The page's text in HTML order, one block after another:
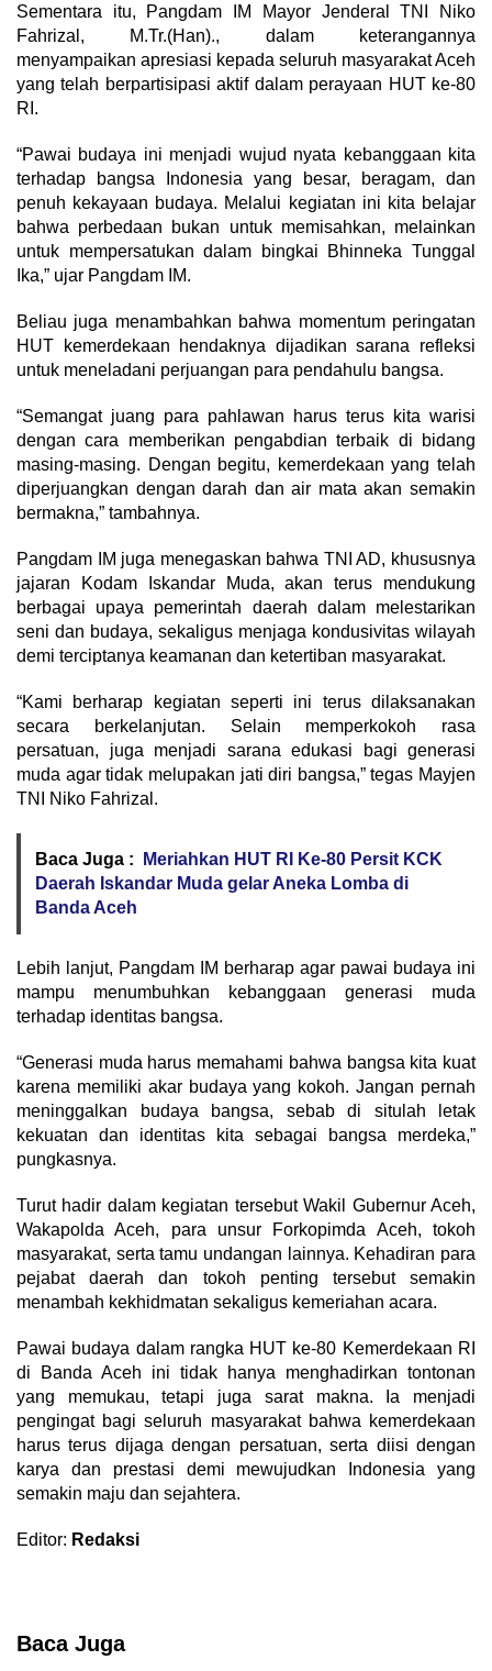
Sementara itu, Pangdam IM Mayor Jenderal TNI Niko
Fahrizal, M.Tr.(Han)., dalam keterangannya
menyampaikan apresiasi kepada seluruh masyarakat Aceh
yang telah berpartisipasi aktif dalam perayaan HUT ke-80
RI.
“Pawai budaya ini menjadi wujud nyata kebanggaan kita
terhadap bangsa Indonesia yang besar, beragam, dan
penuh kekayaan budaya. Melalui kegiatan ini kita belajar
bahwa perbedaan bukan untuk memisahkan, melainkan
untuk mempersatukan dalam bingkai Bhinneka Tunggal
Ika,” ujar Pangdam IM.
Beliau juga menambahkan bahwa momentum peringatan
HUT kemerdekaan hendaknya dijadikan sarana refleksi
untuk meneladani perjuangan para pendahulu bangsa.
“Semangat juang para pahlawan harus terus kita warisi
dengan cara memberikan pengabdian terbaik di bidang
masing-masing. Dengan begitu, kemerdekaan yang telah
diperjuangkan dengan darah dan air mata akan semakin
bermakna,” tambahnya.
Pangdam IM juga menegaskan bahwa TNI AD, khususnya
jajaran Kodam Iskandar Muda, akan terus mendukung
berbagai upaya pemerintah daerah dalam melestarikan
seni dan budaya, sekaligus menjaga kondusivitas wilayah
demi terciptanya keamanan dan ketertiban masyarakat.
“Kami berharap kegiatan seperti ini terus dilaksanakan
secara berkelanjutan. Selain memperkokoh rasa
persatuan, juga menjadi sarana edukasi bagi generasi
muda agar tidak melupakan jati diri bangsa,” tegas Mayjen
TNI Niko Fahrizal.
Baca Juga :
Meriahkan HUT RI Ke-80 Persit KCK
Daerah Iskandar Muda gelar Aneka Lomba di
Banda Aceh
Lebih lanjut, Pangdam IM berharap agar pawai budaya ini
mampu menumbuhkan kebanggaan generasi muda
terhadap identitas bangsa.
“Generasi muda harus memahami bahwa bangsa kita kuat
karena memiliki akar budaya yang kokoh. Jangan pernah
meninggalkan budaya bangsa, sebab di situlah letak
kekuatan dan identitas kita sebagai bangsa merdeka,”
pungkasnya.
Turut hadir dalam kegiatan tersebut Wakil Gubernur Aceh,
Wakapolda Aceh, para unsur Forkopimda Aceh, tokoh
masyarakat, serta tamu undangan lainnya. Kehadiran para
pejabat daerah dan tokoh penting tersebut semakin
menambah kekhidmatan sekaligus kemeriahan acara.
Pawai budaya dalam rangka HUT ke-80 Kemerdekaan RI
di Banda Aceh ini tidak hanya menghadirkan tontonan
yang memukau, tetapi juga sarat makna. Ia menjadi
pengingat bagi seluruh masyarakat bahwa kemerdekaan
harus terus dijaga dengan persatuan, serta diisi dengan
karya dan prestasi demi mewujudkan Indonesia yang
semakin maju dan sejahtera.
Editor: Redaksi
Baca Juga